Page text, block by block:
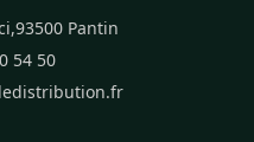
Pantin
54 50